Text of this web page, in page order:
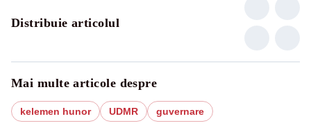
Distribuie articolul
Mai multe articole despre
kelemen hunor UDMR guvernare